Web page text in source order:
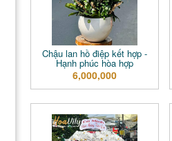
Chậu lan hồ điệp kết hợp -
Hạnh phúc hòa hợp
6,000,000